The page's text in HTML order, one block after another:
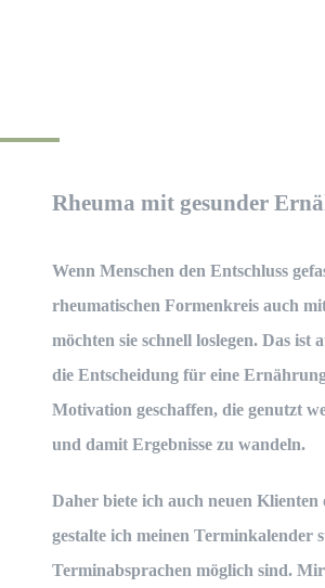
Rheuma mit gesunder
Wenn Menschen den Entschluss
rheumatischen Formenkreisauch
möchten sie schnell loslegen. Das
die Entscheidung für eine
Motivation geschaffen, die genutzt
und damit Ergebnisse zu wandeln.
Daher biete ich auch neuen
gestalte ich meinen Terminkalender
Terminabsprachen möglich sind.